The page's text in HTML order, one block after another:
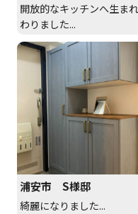
開放的なキッチンへ生ま
わりました...
浦安市 S様邸
綺麗になりました...